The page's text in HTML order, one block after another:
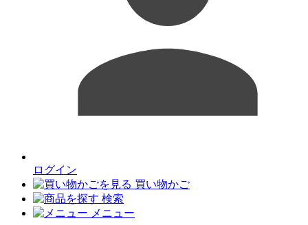
ログイン
買い物かご
検索
メニュー